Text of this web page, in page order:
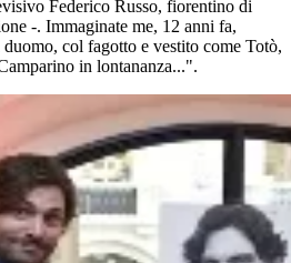
Federico Russo, fiorentino di
-. Immaginate me, 12 anni fa,
col fagotto e vestito come Totò,
in lontananza...".